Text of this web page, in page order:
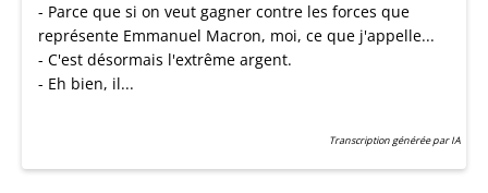
- Parce que si on veut gagner contre les forces que
représente Emmanuel Macron, moi, ce que j'appelle...
- C'est désormais l'extrême argent.
- Eh bien, il...
Transcription générée par IA